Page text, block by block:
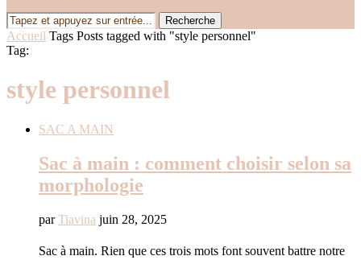
Recherche
Accueil Tags Posts tagged with "style personnel"
Tag:
style personnel
SAC A MAIN
Sac à main : comment choisir selon sa
morphologie
parTiavina juin 28, 2025
Sac à main. Rien que ces trois mots font souvent battre notre